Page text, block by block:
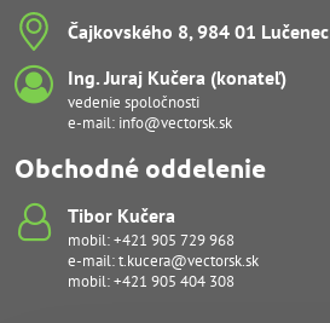
Čajkovského 8, 984 01 Lučenec
Ing​. Juraj Kučera (konateľ)
vedenie spoločnosti
e-mail: info@vectorsk.sk
Obchodné oddelenie
Tibor Kučera
mobil:+421 905 729 968
e-mail:t.kucera@vectorsk.sk
mobil:+421 905 404 308